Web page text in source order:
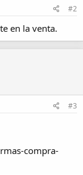
#2
en la venta.
#3
compra-